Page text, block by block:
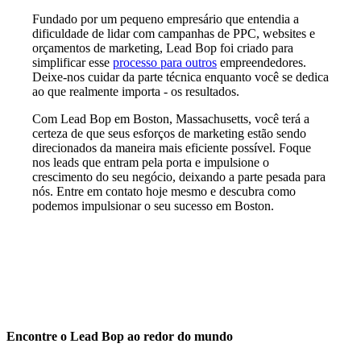
Fundado por um pequeno empresário que entendia a
dificuldade de lidar com campanhas de PPC, websites e
orçamentos de marketing, Lead Bop foi criado para
simplificar esse processo para outros empreendedores.
Deixe-nos cuidar da parte técnica enquanto você se dedica
ao que realmente importa - os resultados.
Com Lead Bop em Boston, Massachusetts, você terá a
certeza de que seus esforços de marketing estão sendo
direcionados da maneira mais eficiente possível. Foque
nos leads que entram pela porta e impulsione o
crescimento do seu negócio, deixando a parte pesada para
nós. Entre em contato hoje mesmo e descubra como
podemos impulsionar o seu sucesso em Boston.
Encontre o Lead Bop ao redor do mundo